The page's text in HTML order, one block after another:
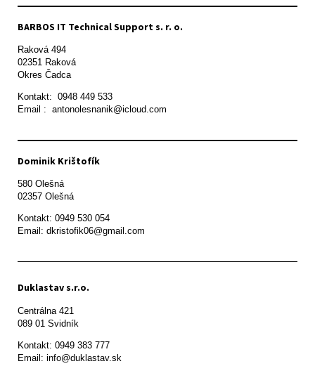
BARBOS IT Technical Support s. r. o.
Raková 494
02351 Raková
Okres Čadca
Kontakt:  0948 449 533
Email :  antonolesnanik@icloud.com
Dominik Krištofík
580 Olešná
Kontakt: 0949 530 054
Email: dkristofik06@gmail.com
Duklastav s.r.o.
Centrálna 421
089 01 Svidník
Kontakt: 0949 383 777
Email: info@duklastav.sk